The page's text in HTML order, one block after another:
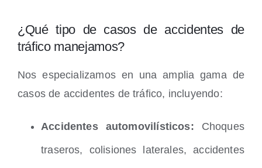
¿Qué tipo de casos de accidentes de
tráfico manejamos?
Nos especializamos en una amplia gama de
casos de accidentes de tráfico, incluyendo:
Accidentes automovilísticos: Choques
traseros, colisiones laterales, accidentes